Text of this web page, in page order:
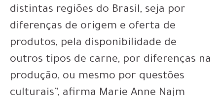
distintas regiões do Brasil, seja por
diferenças de origem e oferta de
produtos, pela disponibilidade de
outros tipos de carne, por diferenças na
produção, ou mesmo por questões
culturais”, afirma Marie Anne Najm